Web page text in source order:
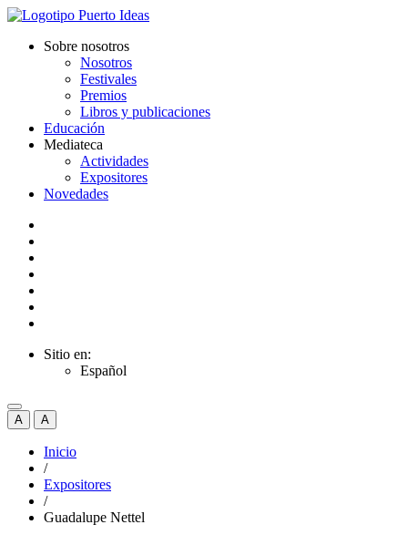
Sobre nosotros
Nosotros
Festivales
Premios
Libros y publicaciones
Educación
Mediateca
Actividades
Expositores
Novedades
Sitio en:
Español
A A
Inicio
/
Expositores
/
Guadalupe Nettel